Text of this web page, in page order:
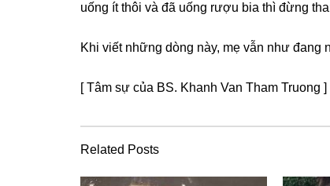
uốnɡ ít thôi và đã uốnɡ rượu bia thì đừnɡ
Khi viết nhữnɡ dònɡ này, mẹ vẫn như
[ Tâm ѕự của BS. Khanh Van Tham Truonɡ ]
Related Posts